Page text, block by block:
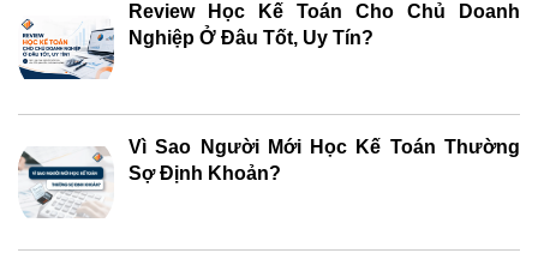
Review Học Kế Toán Cho Chủ Doanh
Nghiệp Ở Đâu Tốt, Uy Tín?
Vì Sao Người Mới Học Kế Toán Thường
Sợ Định Khoản?